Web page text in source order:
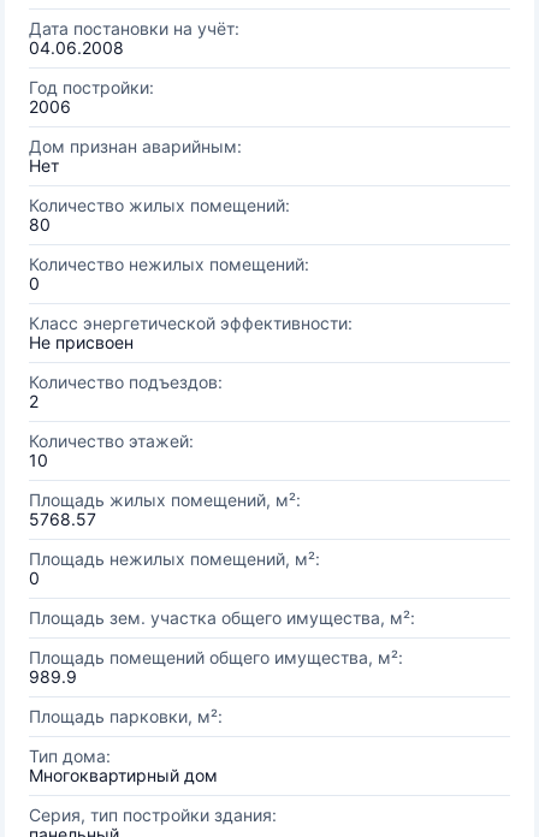
Дата постановки на учёт:
04.06.2008
Год постройки:
2006
Дом признан аварийным:
Нет
Количество жилых помещений:
80
Количество нежилых помещений:
0
Класс энергетической эффективности:
Не присвоен
Количество подъездов:
2
Количество этажей:
10
Площадь жилых помещений, м²:
5768.57
Площадь нежилых помещений, м²:
0
Площадь зем. участка общего имущества, м²:
Площадь помещений общего имущества, м²:
989.9
Площадь парковки, м²:
Тип дома:
Многоквартирный дом
Серия, тип постройки здания: